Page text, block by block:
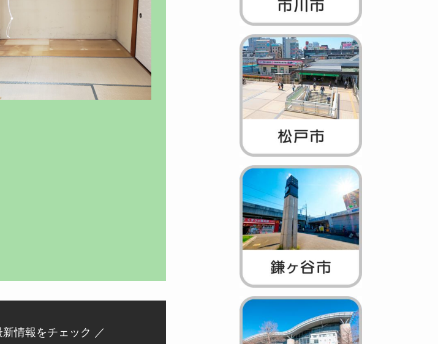
新情報をチェック ／